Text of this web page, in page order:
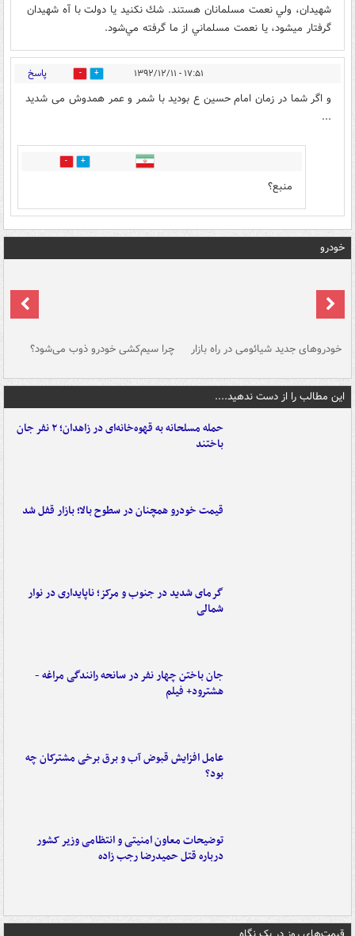
شهيدان، ولي نعمت مسلمانان هستند. شك نكنيد يا دولت با آه شهيدان
گرفتار ميشود، يا نعمت مسلماني از ما گرفته مي‌شود.
۱۷:۵۱ - ۱۳۹۲/۱۲/۱۱ 0 پاسخ
و اگر شما در زمان امام حسین ع بودید با شمر و عمر همدوش می شدید
...
0
منبع؟
خودرو
خودروهای جدید شیائومی در راه بازار چرا سیم‌کشی خودرو ذوب می‌شود؟
این مطالب را از دست ندهید....
حمله مسلحانه به قهوه‌خانه‌ای در زاهدان؛ ۲ نفر جان
باختند
قیمت خودرو همچنان در سطوح بالا؛ بازار قفل شد
گرمای شدید در جنوب و مرکز؛ ناپایداری در نوار
شمالی
جان باختن چهار نفر در سانحه رانندگی مراغه -
هشترود+ فیلم
عامل افزایش قبوض آب و برق برخی مشترکان چه
بود؟
توضیحات معاون امنیتی و انتظامی وزیر کشور
درباره قتل حمیدرضا رجب زاده